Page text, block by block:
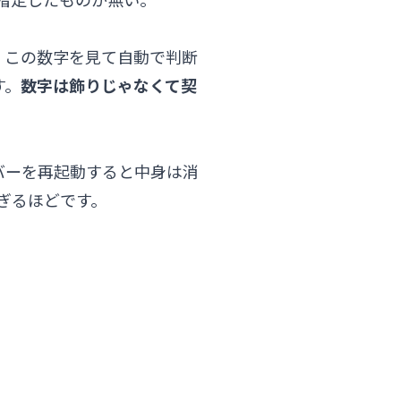
の数字を見て自動で判断
数字は飾りじゃなくて契
を再起動すると中身は消
ほどです。